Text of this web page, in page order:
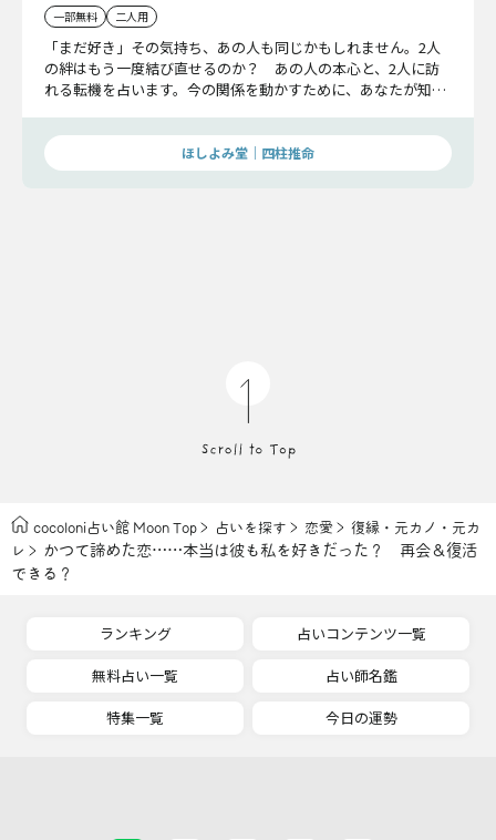
一部無料 二人用
「まだ好き」その気持ち、あの人も同じかもしれません。2人
の絆はもう一度結び直せるのか？ あの人の本心と、2人に訪
れる転機を占います。今の関係を動かすために、あなたが知る
ほしよみ堂｜四柱推命
cocoloni占い館 Moon Top 占いを探す 恋愛
復縁・元カノ・元カ
レ
かつて諦めた恋……本当は彼も私を好きだった？ 再会＆復活
できる？
ランキング
占いコンテンツ一覧
無料占い一覧
占い師名鑑
特集一覧
今日の運勢